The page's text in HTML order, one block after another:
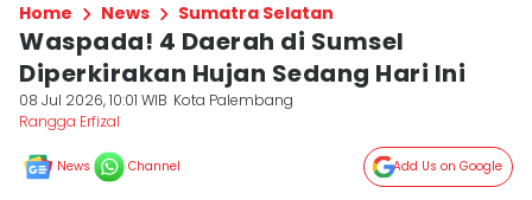
Home News Sumatra Selatan
Waspada! 4 Daerah di Sumsel
Diperkirakan Hujan Sedang Hari Ini
08 Jul 2026, 10:01 WIB Kota Palembang
Rangga Erfizal
News Channel Add Us on Google